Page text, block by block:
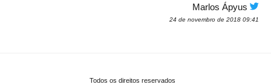
Marlos Ápyus
24 de novembro de 2018 09:41
Todos os direitos reservados